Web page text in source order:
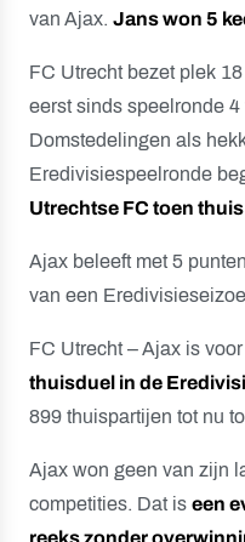
van Ajax. Jans won 5
FC Utrecht bezet plek
eerst sinds speelronde
Domstedelingen als
Eredivisiespeelronde
Utrechtse FC toen
Ajax beleeft met 5
van een
FC Utrecht – Ajax is
thuisduel in de
899 thuispartijen tot nu
Ajax won geen van zijn
competities. Dat is een
reeks zonder